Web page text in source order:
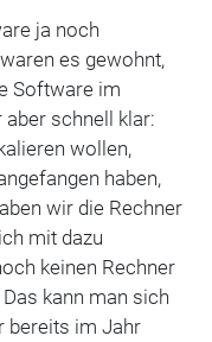
ja noch
es gewohnt,
Software im
schnell klar:
wollen,
haben,
wir die Rechner
mit dazu
keinen Rechner
kann man sich
bereits im Jahr